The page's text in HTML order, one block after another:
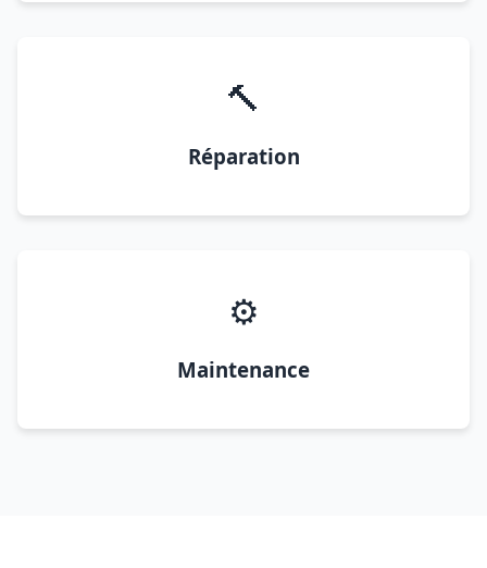
🔨
Réparation
⚙️
Maintenance